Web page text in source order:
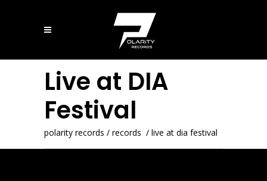
Live at DIA
Festival
polarity records / records / live at dia festival